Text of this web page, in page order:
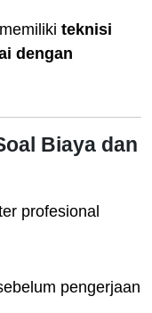
teknisi
dengan
Biaya dan
profesional
pengerjaan